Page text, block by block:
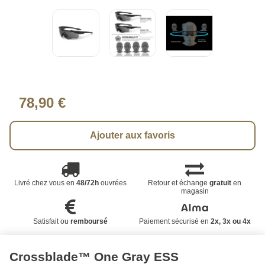
78,90 €
Ajouter aux favoris
Livré chez vous en 48/72houvrées Retour et échangegratuit en
magasin
Satisfait ou remboursé Paiement sécurisé en 2x, 3x ou 4x
Crossblade™ One Gray ESS